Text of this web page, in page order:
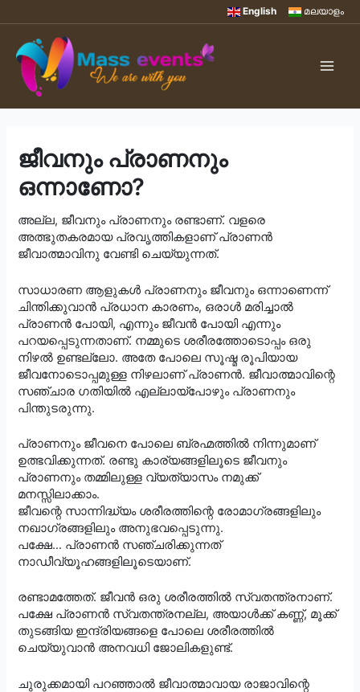
to
content
English മലയാളം
ജീവനും പ്രാണനും
ഒന്നാണോ?
അല്ല, ജീവനും പ്രാണനും രണ്ടാണ്. വളരെ
അത്ഭുതകരമായ പ്രവൃത്തികളാണ് പ്രാണൻ
ജീവാത്മാവിനു വേണ്ടി ചെയ്യുന്നത്.
സാധാരണ ആളുകൾ പ്രാണനും ജീവനും ഒന്നാണെന്ന്
ചിന്തിക്കുവാൻ പ്രധാന കാരണം, ഒരാൾ മരിച്ചാൽ
പ്രാണൻ പോയി, എന്നും ജീവൻ പോയി എന്നും
പറയപ്പെടുന്നതാണ്. നമ്മുടെ ശരീരത്തോടൊപ്പം ഒരു
നിഴൽ ഉണ്ടല്ലോ. അതേ പോലെ സൂഷ്മ രൂപിയായ
ജീവനോടൊപ്പമുള്ള നിഴലാണ് പ്രാണൻ. ജീവാത്മാവിന്റെ
സഞ്ചാര ഗതിയിൽ എല്ലായ്പോഴും പ്രാണനും
പിന്തുടരുന്നു.
പ്രാണനും ജീവനെ പോലെ ബ്രഹ്മത്തിൽ നിന്നുമാണ്
ഉത്ഭവിക്കുന്നത്. രണ്ടു കാര്യങ്ങളിലൂടെ ജീവനും
പ്രാണനും തമ്മിലുള്ള വ്യത്യാസം നമുക്ക്
മനസ്സിലാക്കാം.
ജീവന്റെ സാന്നിദ്ധ്യം ശരീരത്തിന്റെ രോമാഗ്രങ്ങളിലും
നഖാഗ്രങ്ങളിലും അനുഭവപ്പെടുന്നു.
പക്ഷേ… പ്രാണൻ സഞ്ചരിക്കുന്നത്
നാഡീവ്യൂഹങ്ങളിലൂടെയാണ്.
രണ്ടാമത്തേത്. ജീവൻ ഒരു ശരീരത്തിൽ സ്വതന്ത്രനാണ്.
പക്ഷേ പ്രാണൻ സ്വതന്ത്രനല്ല, അയാൾക്ക് കണ്ണ്, മൂക്ക്
തുടങ്ങിയ ഇന്ദ്രിയങ്ങളെ പോലെ ശരീരത്തിൽ
ചെയ്യുവാൻ അനവധി ജോലികളുണ്ട്.
ചുരുക്കമായി പറഞ്ഞാൽ ജീവാത്മാവായ രാജാവിന്റെ